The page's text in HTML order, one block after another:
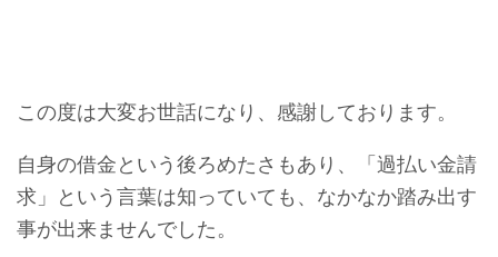
この度は大変お世話になり、感謝しております。
自身の借金という後ろめたさもあり、「過払い金請
求」という言葉は知っていても、なかなか踏み出す
事が出来ませんでした。